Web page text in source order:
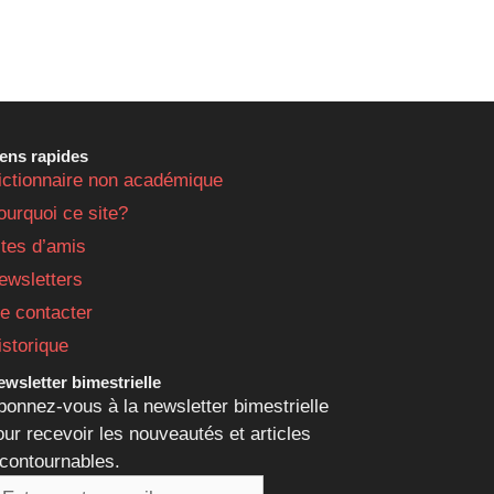
rapides
non académique
ce site?
d’amis
contacter
bimestrielle
vous à la newsletter bimestrielle
recevoir les nouveautés et articles